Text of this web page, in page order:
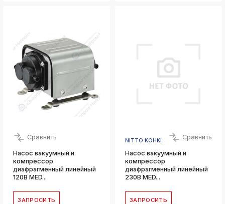
Сравнить
Насос вакуумный и
компрессор
диафрагменный линейный
120В MED...
ЗАПРОСИТЬ
NITTO KOHKI Сравнить
Насос вакуумный и
компрессор
диафрагменный линейный
230В MED...
ЗАПРОСИТЬ